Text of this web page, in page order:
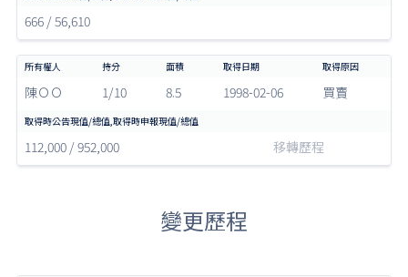
666 / 56,610
陳ＯＯ 1/10 8.5 1998-02-06 買賣
112,000 / 952,000 移轉歷程
變更歷程